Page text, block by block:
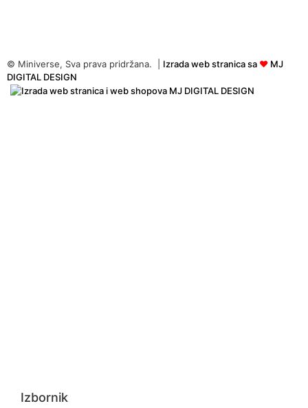
© Miniverse, Sva prava pridržana. | Izrada web stranica sa ♥ MJ
DIGITAL DESIGN
Izbornik